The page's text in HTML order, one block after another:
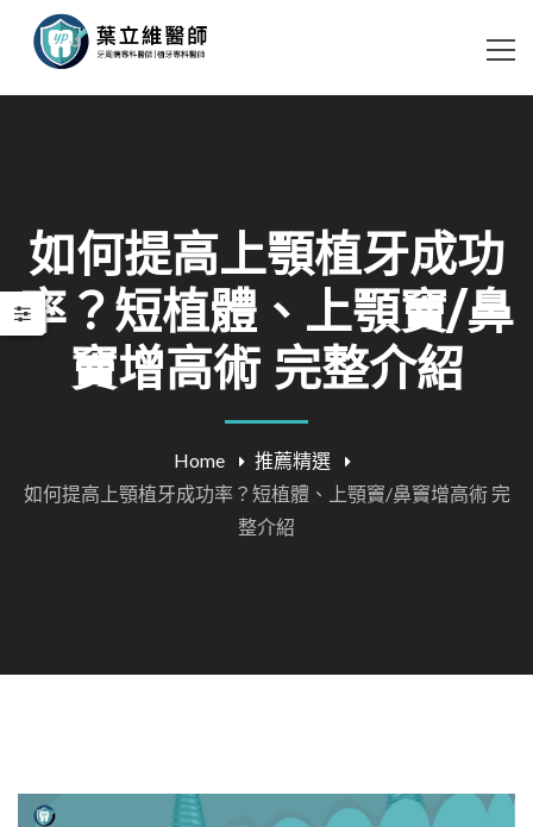
如何提高上顎植牙成功
率？短植體、上顎竇/鼻
竇增高術 完整介紹
Home
推薦精選
如何提高上顎植牙成功率？短植體、上顎竇/鼻竇增高術 完
整介紹